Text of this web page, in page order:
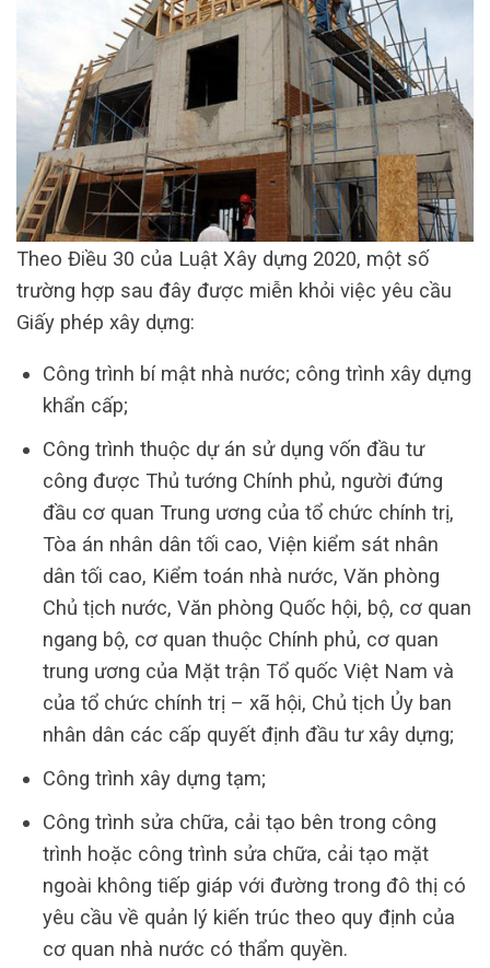
Theo Điều 30 của Luật Xây dựng 2020, một số
trường hợp sau đây được miễn khỏi việc yêu cầu
Giấy phép xây dựng:
Công trình bí mật nhà nước; công trình xây dựng
khẩn cấp;
Công trình thuộc dự án sử dụng vốn đầu tư
công được Thủ tướng Chính phủ, người đứng
đầu cơ quan Trung ương của tổ chức chính trị,
Tòa án nhân dân tối cao, Viện kiểm sát nhân
dân tối cao, Kiểm toán nhà nước, Văn phòng
Chủ tịch nước, Văn phòng Quốc hội, bộ, cơ quan
ngang bộ, cơ quan thuộc Chính phủ, cơ quan
trung ương của Mặt trận Tổ quốc Việt Nam và
của tổ chức chính trị – xã hội, Chủ tịch Ủy ban
nhân dân các cấp quyết định đầu tư xây dựng;
Công trình xây dựng tạm;
Công trình sửa chữa, cải tạo bên trong công
trình hoặc công trình sửa chữa, cải tạo mặt
ngoài không tiếp giáp với đường trong đô thị có
yêu cầu về quản lý kiến trúc theo quy định của
cơ quan nhà nước có thẩm quyền.